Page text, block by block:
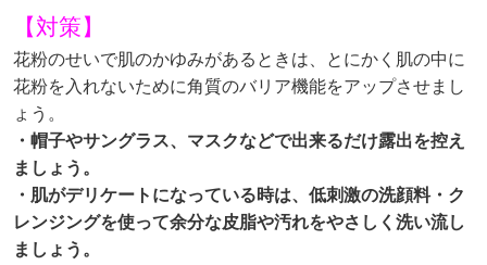
【対策】
花粉のせいで肌のかゆみがあるときは、とにかく肌の中に
花粉を入れないために角質のバリア機能をアップさせまし
ょう。
・帽子やサングラス、マスクなどで出来るだけ露出を控え
ましょう。
・肌がデリケートになっている時は、低刺激の洗顔料・ク
レンジングを使って余分な皮脂や汚れをやさしく洗い流し
ましょう。